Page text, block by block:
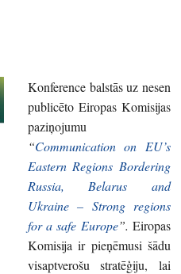
Konference balstās uz nesen
publicēto Eiropas Komisijas
paziņojumu
“Communication on EU’s
Eastern Regions Bordering
Russia, Belarus and
Ukraine – Strong regions
for a safe Europe”. Eiropas
Komisija ir pieņēmusi šādu
visaptverošu stratēģiju, lai